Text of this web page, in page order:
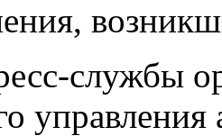
службы